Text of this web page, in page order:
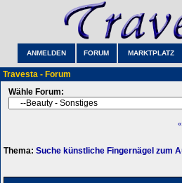
ANMELDEN FORUM MARKTPLATZ
Travesta - Forum
Wähle Forum:
Thema: Suche künstliche Fingernägel zum